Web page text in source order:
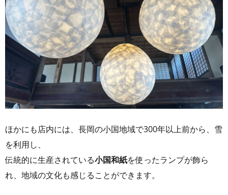
ほかにも店内には、長岡の小国地域で300年以上前から、雪
を利用し、
伝統的に生産されている小国和紙を使ったランプが飾ら
れ、地域の文化も感じることができます。